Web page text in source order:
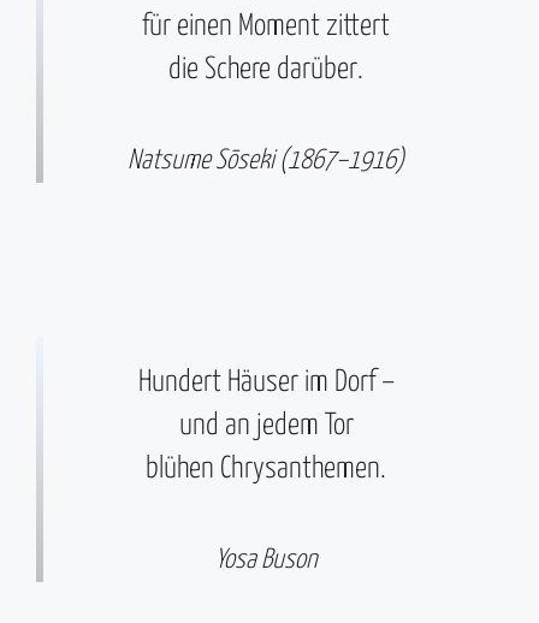
für einen Moment zittert
die Schere darüber.
Natsume Sōseki (1867–1916)
Hundert Häuser im Dorf –
und an jedem Tor
blühen Chrysanthemen.
Yosa Buson